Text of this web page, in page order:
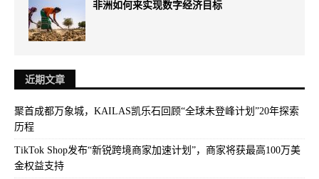
非洲如何来实现数字经济目标
近期文章
聚首成都万象城，KAILAS凯乐石回顾“全球未登峰计划”20年探索
历程
TikTok Shop发布“新锐跨境商家加速计划”，商家将获最高100万美
金权益支持